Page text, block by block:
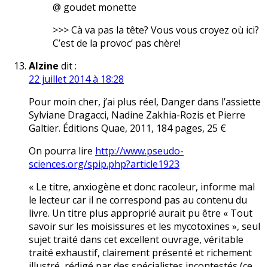
@ goudet monette
>>> Cà va pas la tête? Vous vous croyez où ici?
C’est de la provoc’ pas chère!
Alzine dit :
22 juillet 2014 à 18:28
Pour moin cher, j’ai plus réel, Danger dans l’assiette
Sylviane Dragacci, Nadine Zakhia-Rozis et Pierre
Galtier. Éditions Quae, 2011, 184 pages, 25 €
On pourra lire http://www.pseudo-
sciences.org/spip.php?article1923
« Le titre, anxiogène et donc racoleur, informe mal
le lecteur car il ne correspond pas au contenu du
livre. Un titre plus approprié aurait pu être « Tout
savoir sur les moisissures et les mycotoxines », seul
sujet traité dans cet excellent ouvrage, véritable
traité exhaustif, clairement présenté et richement